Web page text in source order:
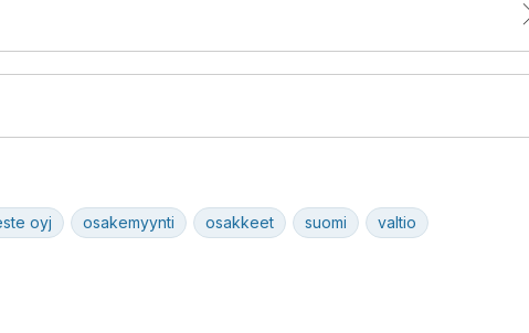
oyj osakemyynti osakkeet suomi valtio